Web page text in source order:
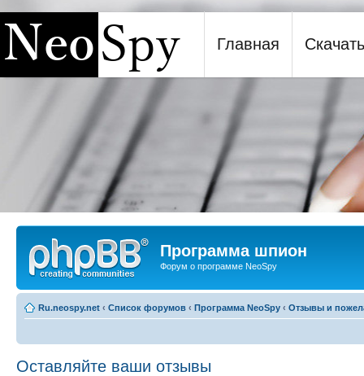
Программа шпион NeoSpy
Главная Скачать
Программа шпион
Форум о программе NeoSpy
Ru.neospy.net ‹ Список форумов ‹ Программа NeoSpy ‹ Отзывы и
Оставляйте ваши отзывы